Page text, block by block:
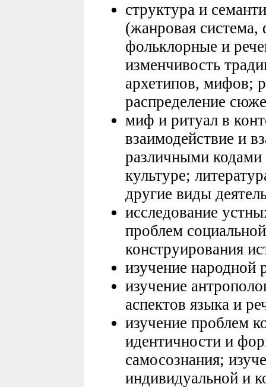
структура и
(жанровая система,
фольклорные и
изменчивость
архетипов, мифов;
распределение
миф и ритуал в
взаимодействие и
различными
культуре;
другие виды
исследование
проблем
конструирования
изучение народной
изучение
аспектов языка и
изучение проблем
идентичности и
самосознания;
индивидуальной и